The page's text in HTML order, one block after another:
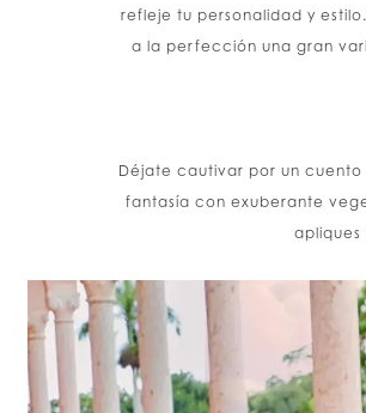
refleje tu personalidad y
a la perfección una gran
Déjate cautivar por un cuento
fantasía con exuberante
apliques